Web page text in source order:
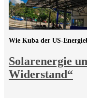
Solarenergie
Widerstand“
Wie Kuba der US-